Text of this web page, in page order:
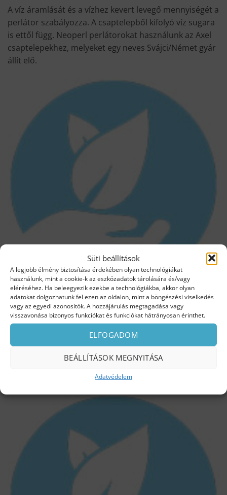
Süti beállítások
A legjobb élmény biztosítása érdekében olyan technológiákat
használunk, mint a cookie-k az eszközadatok tárolására és/vagy
eléréséhez. Ha beleegyezik ezekbe a technológiákba, akkor olyan
adatokat dolgozhatunk fel ezen az oldalon, mint a böngészési viselkedés
vagy az egyedi azonosítók. A hozzájárulás megtagadása vagy
visszavonása bizonyos funkciókat és funkciókat hátrányosan érinthet.
ELFOGADOM
BEÁLLÍTÁSOK MEGNYITÁSA
Adatvédelem
A víz áramlását és a vízhez kevert levegő mennyiségét a
perlátor szabályozza. A csaptelepből kifolyó víz sugara
is ettől függ. Neoperl perlátorokat használunk az Axel
csaptelepekhez, melyeket egy neves Svájci/Német gyár
állít elő.
Ökológiai megoldás
A legnagyobb vízfogyasztás a fürdőszobában a
kézmosáshoz köthető, ezért fontos hogy csökkentsük
az ekkor fellépő veszteségeket. Ezt szem előtt tartva
levegőt kever a víz mellé így lehetővé téve, hogy a
vízfogyasztás mindössze 3,5 l/perc legyen.